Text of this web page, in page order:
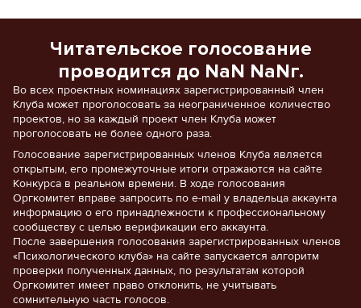
Читательское голосование
проводится до NaN NaNг.
Во всех проектных номинациях зарегистрированный член
Клуба может проголосовать за неограниченное количество
проектов, но за каждый проект член Клуба может
проголосовать не более одного раза.
Голосование зарегистрированных членов Клуба является
открытым, его промежуточные итоги отражаются на сайте
Конкурса в реальном времени. В ходе голосования
Оргкомитет вправе запросить по e-mail у владельца аккаунта
информацию о его принадлежности к профессиональному
сообществу с целью верификации его аккаунта.
После завершения голосования зарегистрированных членов
«Психологического клуба» на сайте запускается алгоритм
проверки полученных данных, по результатам которой
Оргкомитет имеет право отклонить, не учитывать
сомнительную часть голосов.